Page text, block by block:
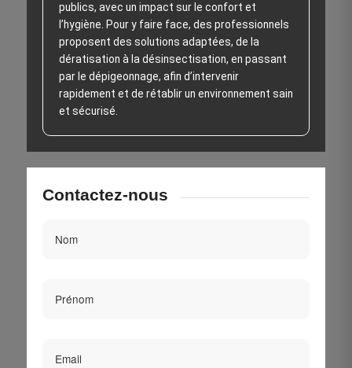
publics, avec un impact sur le confort et
l’hygiène. Pour y faire face, des professionnels
proposent des solutions adaptées, de la
dératisation à la désinsectisation, en passant
par le dépigeonnage, afin d’intervenir
rapidement et de rétablir un environnement sain
et sécurisé.
Contactez-nous